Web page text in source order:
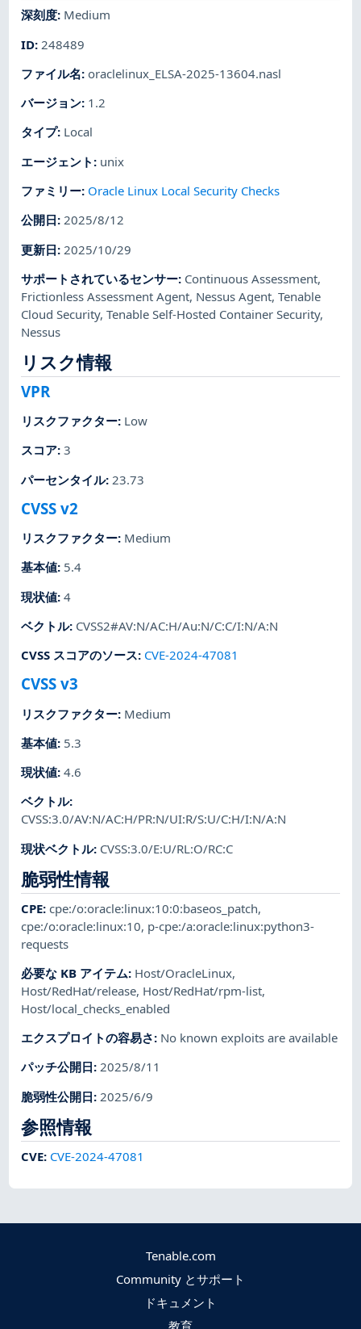
深刻度: Medium
ID: 248489
ファイル名: oraclelinux_ELSA-2025-13604.nasl
バージョン: 1.2
タイプ: Local
エージェント : unix
ファミリー: Oracle Linux Local Security Checks
公開日:2025/8/12
更新日: 2025/10/29
サポートされているセンサー: Continuous Assessment,
Frictionless Assessment Agent, Nessus Agent,Tenable
Cloud Security,Tenable Self-Hosted Container Security,
Nessus
リスク情報
VPR
リスクファクター: Low
スコア:3
パーセンタイル: 23.73
CVSS v2
リスクファクター: Medium
基本値: 5.4
現状値:4
ベクトル: CVSS2#AV:N/AC:H/Au:N/C:C/I:N/A:N
CVSS スコアのソース: CVE-2024-47081
CVSS v3
リスクファクター: Medium
基本値: 5.3
現状値:4.6
ベクトル:
CVSS:3.0/AV:N/AC:H/PR:N/UI:R/S:U/C:H/I:N/A:N
現状ベクトル: CVSS:3.0/E:U/RL:O/RC:C
脆弱性情報
CPE:cpe:/o:oracle:linux:10:0:baseos_patch,
cpe:/o:oracle:linux:10, p-cpe:/a:oracle:linux:python3-
requests
必要な KB アイテム: Host/OracleLinux,
Host/RedHat/release, Host/RedHat/rpm-list,
Host/local_checks_enabled
エクスプロイトの容易さ: No known exploits are available
パッチ公開日:2025/8/11
脆弱性公開日: 2025/6/9
参照情報
CVE: CVE-2024-47081
Tenable.com
Community とサポート
ドキュメント